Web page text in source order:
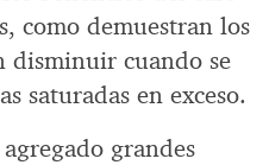
como demuestran los
disminuir cuando se
saturadas en exceso.
grandes